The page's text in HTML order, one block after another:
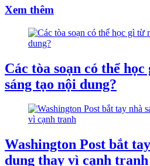
Xem thêm
Các tòa soạn có thể
sáng tạo nội dung?
Washington Post bắt
dung thay vì cạnh tranh